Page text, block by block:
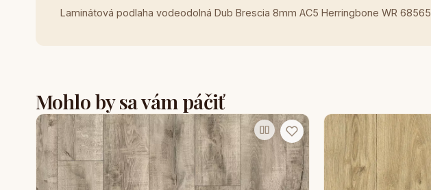
Laminátová podlaha vodeodolná Dub Brescia 8mm AC5 Herringbone WR 68565
Mohlo by sa vám páčiť